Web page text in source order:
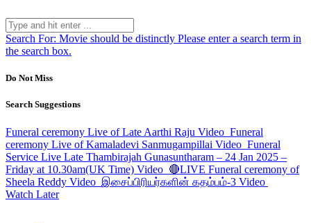
Search For: Movie should be distinctly Please enter a search term in
the search box.
Do Not Miss
Search Suggestions
Funeral ceremony Live of Late Aarthi Raju Video Funeral
ceremony Live of Kamaladevi Sanmugampillai Video Funeral
Service Live Late Thambirajah Gunasuntharam – 24 Jan 2025 –
Friday at 10.30am(UK Time) Video 🔴LIVE Funeral ceremony of
Sheela Reddy Video இசைப்பிரியர்களின் கதம்பம்-3 Video
Watch Later